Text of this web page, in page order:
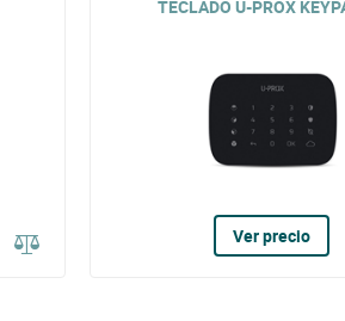
TECLADO U-PROX
Ver precio